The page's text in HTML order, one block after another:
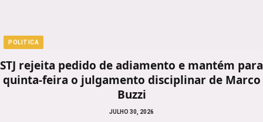
POLITICA
STJ rejeita pedido de adiamento e mantém para
quinta-feira o julgamento disciplinar de Marco
Buzzi
JULHO 30, 2026